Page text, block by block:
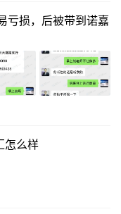
亏损，后被带到诺嘉
怎么样